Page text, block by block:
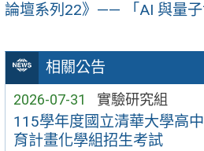
相關公告
2026-07-31 實驗研究組
115學年度國立清華大學高
育計畫化學組招生考試
論壇系列22》—— 「AI 與量子